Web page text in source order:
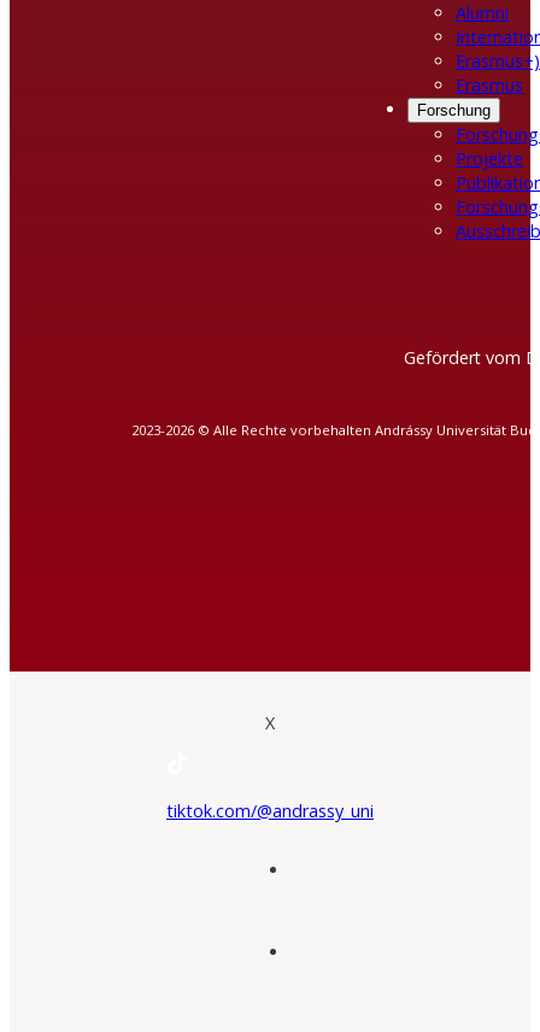
Alumni
Erasmus
Forschung
Projekte
Gefördert vom
2023-2026 © Alle Rechte vorbehalten Andrássy Universität
X
tiktok.com/@andrassy_uni